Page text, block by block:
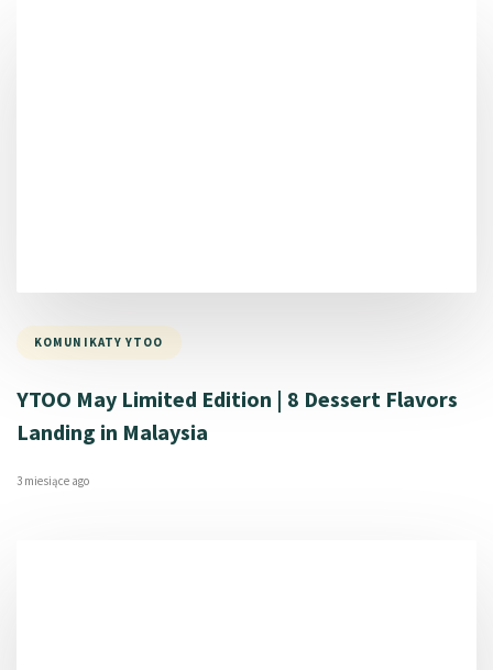
KOMUNIKATY YTOO
YTOO May Limited Edition | 8 Dessert Flavors
Landing in Malaysia
3 miesiące ago